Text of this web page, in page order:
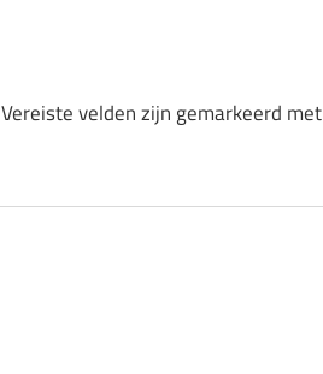
Vereiste velden zijn gemarkeerd met